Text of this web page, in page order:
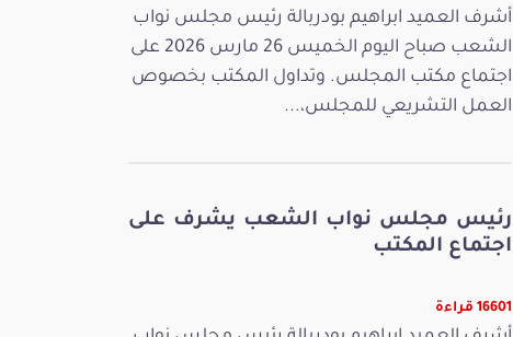
أشرف العميد ابراهيم بودربالة رئيس مجلس نواب
الشعب صباح اليوم الخميس 26 مارس 2026 على
اجتماع مكتب المجلس. وتداول المكتب بخصوص
العمل التشريعي للمجلس،...
رئيس مجلس نواب الشعب يشرف على
اجتماع المكتب
16601 قراءة